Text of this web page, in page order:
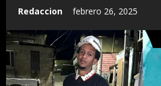
Redaccion febrero 26, 2025